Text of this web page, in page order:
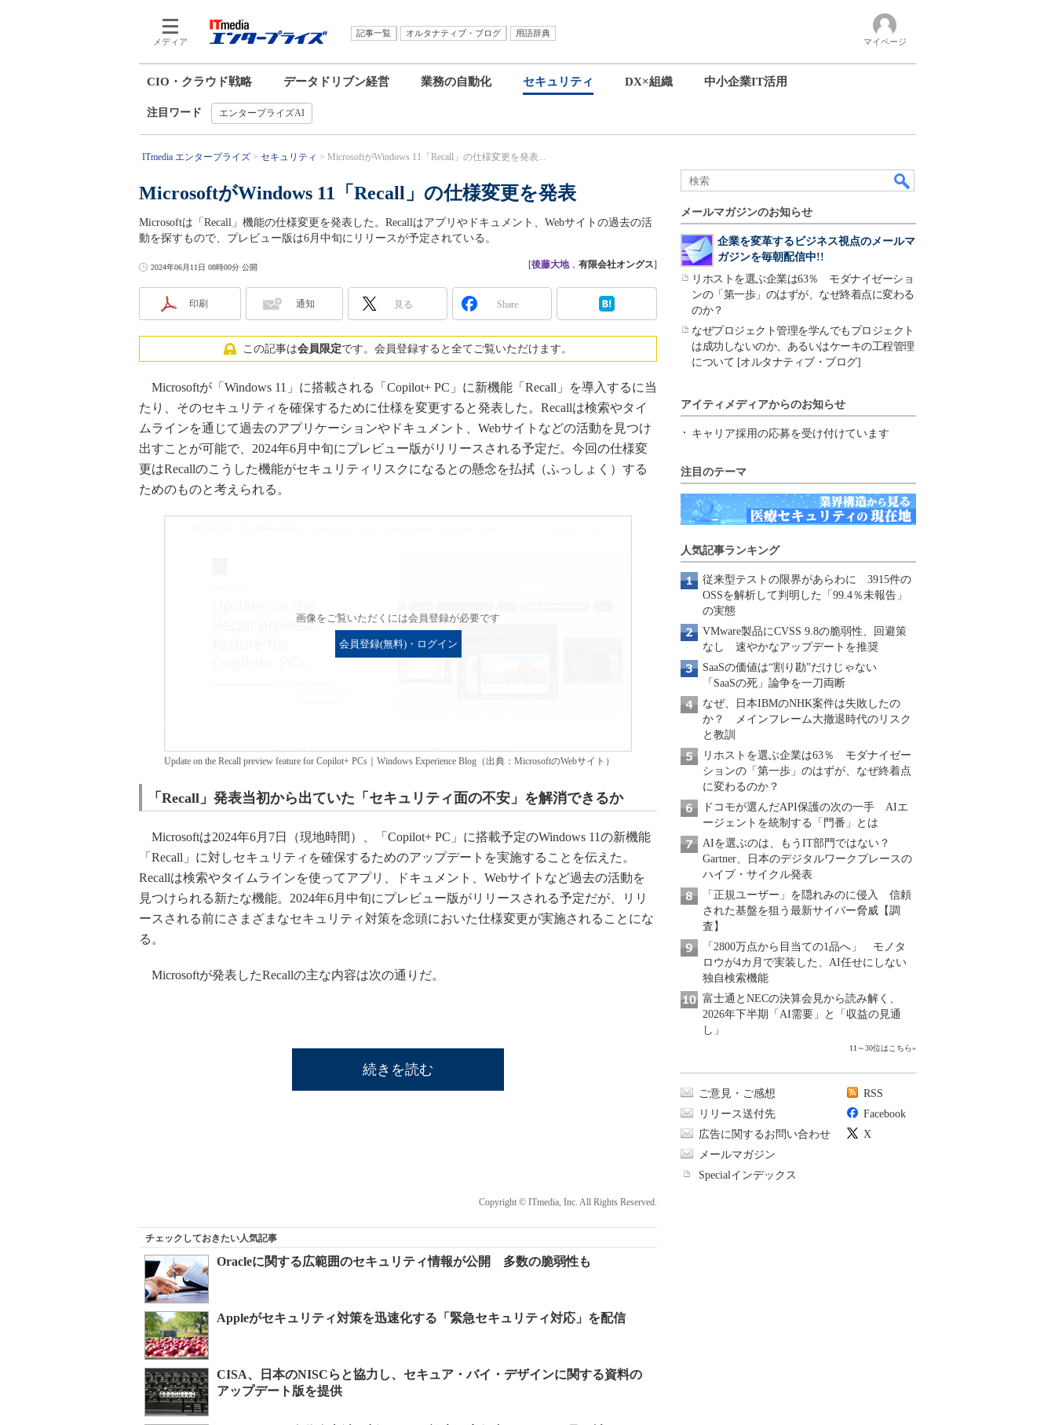
メディア
記事一覧 オルタナティブ・ブログ
用語辞典
マイページ
CIO・クラウド戦略 データドリブン経営 業務の自動化 セキュリティ DX×組織 中小企業IT活用
注目ワード エンタープライズAI
ITmedia エンタープライズ セキュリティ MicrosoftがWindows 11「Recall」の仕様変更を発表...
MicrosoftがWindows 11「Recall」の仕様変更を発表
Microsoftは「Recall」機能の仕様変更を発表した。Recallはアプリやドキュメント、Webサイトの過去の活
動を探すもので、プレビュー版は6月中旬にリリースが予定されている。
2024年06月11日 08時00分 公開 [後藤大地， 有限会社オングス]
印刷 通知 見る Share
この記事は会員限定です。会員登録すると全てご覧いただけます。
Microsoftが「Windows 11」に搭載される「Copilot+ PC」に新機能「Recall」を導入するに当
たり、そのセキュリティを確保するために仕様を変更すると発表した。Recallは検索やタイ
ムラインを通じて過去のアプリケーションやドキュメント、Webサイトなどの活動を見つけ
出すことが可能で、2024年6月中旬にプレビュー版がリリースされる予定だ。今回の仕様変
更はRecallのこうした機能がセキュリティリスクになるとの懸念を払拭（ふっしょく）する
ためのものと考えられる。
画像をご覧いただくには会員登録が必要です
会員登録(無料)・ログイン
Update on the Recall preview feature for Copilot+ PCs｜Windows Experience Blog（出典：MicrosoftのWebサイト）
「Recall」発表当初から出ていた「セキュリティ面の不安」を解消できるか
Microsoftは2024年6月7日（現地時間）、「Copilot+ PC」に搭載予定のWindows 11の新機能
「Recall」に対しセキュリティを確保するためのアップデートを実施することを伝えた。
Recallは検索やタイムラインを使ってアプリ、ドキュメント、Webサイトなど過去の活動を
見つけられる新たな機能。2024年6月中旬にプレビュー版がリリースされる予定だが、リリ
ースされる前にさまざまなセキュリティ対策を念頭においた仕様変更が実施されることにな
る。
Microsoftが発表したRecallの主な内容は次の通りだ。
続きを読む
Copyright © ITmedia, Inc. All Rights Reserved.
チェックしておきたい人気記事
Oracleに関する広範囲のセキュリティ情報が公開 多数の脆弱性も
Appleがセキュリティ対策を迅速化する「緊急セキュリティ対応」を配信
CISA、日本のNISCらと協力し、セキュア・バイ・デザインに関する資料の
アップデート版を提供
メールマガジンのお知らせ
企業を変革するビジネス視点のメールマ
ガジンを毎朝配信中!!
リホストを選ぶ企業は63％ モダナイゼーショ
ンの「第一歩」のはずが、なぜ終着点に変わる
のか？
なぜプロジェクト管理を学んでもプロジェクト
は成功しないのか、あるいはケーキの工程管理
について [オルタナティブ・ブログ]
アイティメディアからのお知らせ
キャリア採用の応募を受け付けています
注目のテーマ
人気記事ランキング
従来型テストの限界があらわに 3915件の
OSSを解析して判明した「99.4％未報告」
の実態
VMware製品にCVSS 9.8の脆弱性、回避策
なし 速やかなアップデートを推奨
SaaSの価値は“割り勘”だけじゃない
「SaaSの死」論争を一刀両断
なぜ、日本IBMのNHK案件は失敗したの
か？ メインフレーム大撤退時代のリスク
と教訓
リホストを選ぶ企業は63％ モダナイゼー
ションの「第一歩」のはずが、なぜ終着点
に変わるのか？
ドコモが選んだAPI保護の次の一手 AIエ
ージェントを統制する「門番」とは
AIを選ぶのは、もうIT部門ではない？
Gartner、日本のデジタルワークプレースの
ハイプ・サイクル発表
「正規ユーザー」を隠れみのに侵入 信頼
された基盤を狙う最新サイバー脅威【調
査】
「2800万点から目当ての1品へ」 モノタ
ロウが4カ月で実装した、AI任せにしない
独自検索機能
富士通とNECの決算会見から読み解く、
2026年下半期「AI需要」と「収益の見通
し」
11～30位はこちら»
ご意見・ご感想
リリース送付先
広告に関するお問い合わせ
メールマガジン
Specialインデックス
RSS
Facebook
X